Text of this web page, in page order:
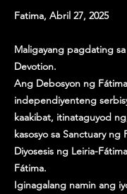
Fatima, Abril 27, 2025
Maligayang pagdating
Devotion.
Ang Debosyon ng
independiyenteng
kaakibat, itinataguyod
kasosyo sa Sanctuary ng
Diyosesis ng Leiria-
Fátima.
Iginagalang namin ang